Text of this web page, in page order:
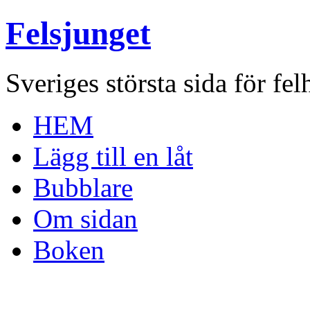
Felsjunget
Sveriges största sida för
HEM
Lägg till en låt
Bubblare
Om sidan
Boken